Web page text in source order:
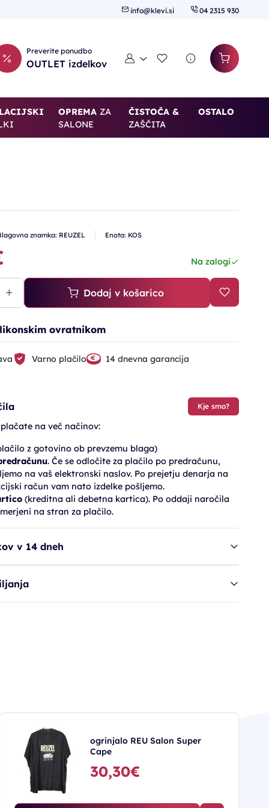
info@klevi.si 04 2315 930
Preverite ponudbo
OUTLET izdelkov Moj računSeznam želja
OPREMAZA
SALONE
ČISTOČA &
ZAŠČITA
OSTALO
znamka: REUZEL Enota: KOS
Na zalogi
Dodaj v košarico
ovratnikom
Varno plačilo 14 dnevna garancija
Kje smo?
na več načinov:
z gotovino ob prevzemu blaga)
. Če se odločite za plačilo po predračunu,
na vaš elektronski naslov. Po prejetju denarja na
račun vam nato izdelke pošljemo.
(kreditna ali debetna kartica). Po oddaji naročila
na stran za plačilo.
v 14 dneh
ogrinjalo REU Salon Super
Cape
30,30€